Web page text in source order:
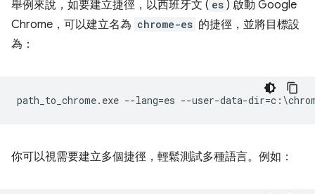
舉例來說，如要建立捷徑，以西班牙文 ( es ) 啟動 Google
Chrome，可以建立名為 chrome-es 的捷徑，並將目標設
為：
你可以視需要建立多個捷徑，輕鬆測試多種語言。例如：